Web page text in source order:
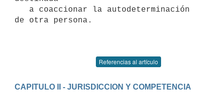
de otra persona.
Referencias al artículo
CAPITULO II - JURISDICCION Y COMPETENCIA